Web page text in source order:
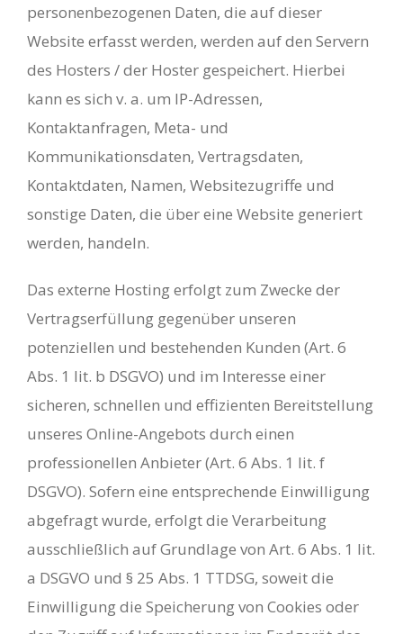
personenbezogenen Daten, die auf dieser
Website erfasst werden, werden auf den Servern
des Hosters / der Hoster gespeichert. Hierbei
kann es sich v. a. um IP-Adressen,
Kontaktanfragen, Meta- und
Kommunikationsdaten, Vertragsdaten,
Kontaktdaten, Namen, Websitezugriffe und
sonstige Daten, die über eine Website generiert
werden, handeln.
Das externe Hosting erfolgt zum Zwecke der
Vertragserfüllung gegenüber unseren
potenziellen und bestehenden Kunden (Art. 6
Abs. 1 lit. b DSGVO) und im Interesse einer
sicheren, schnellen und effizienten Bereitstellung
unseres Online-Angebots durch einen
professionellen Anbieter (Art. 6 Abs. 1 lit. f
DSGVO). Sofern eine entsprechende Einwilligung
abgefragt wurde, erfolgt die Verarbeitung
ausschließlich auf Grundlage von Art. 6 Abs. 1 lit.
a DSGVO und § 25 Abs. 1 TTDSG, soweit die
Einwilligung die Speicherung von Cookies oder